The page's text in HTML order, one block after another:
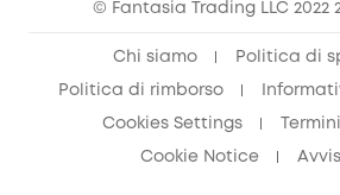
© Fantasia Trading LLC 2022
Chi siamo Politica di
Politica di rimborso
Cookies Settings
Cookie Notice